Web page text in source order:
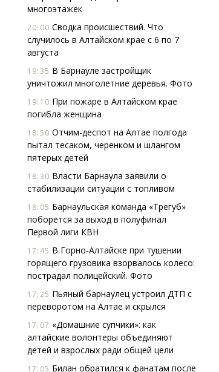
многоэтажек
20:00 Сводка происшествий. Что
случилось в Алтайском крае с 6 по 7
августа
19:35 В Барнауле застройщик
уничтожил многолетние деревья. Фото
19:10 При пожаре в Алтайском крае
погибла женщина
18:50 Отчим-деспот на Алтае полгода
пытал тесаком, черенком и шлангом
пятерых детей
18:30 Власти Барнаула заявили о
стабилизации ситуации с топливом
18:05 Барнаульская команда «Трегуб»
поборется за выход в полуфинал
Первой лиги КВН
17:45 В Горно-Алтайске при тушении
горящего грузовика взорвалось колесо:
пострадал полицейский. Фото
17:25 Пьяный барнаулец устроил ДТП с
переворотом на Алтае и скрылся
17:07 «Домашние супчики»: как
алтайские волонтеры объединяют
детей и взрослых ради общей цели
17:05 Билан обратился к фанатам после